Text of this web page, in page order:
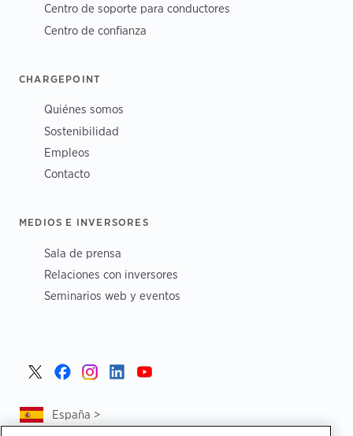
Centro de soporte para conductores
Centro de confianza
CHARGEPOINT
Quiénes somos
Sostenibilidad
Empleos
Contacto
MEDIOS E INVERSORES
Sala de prensa
Relaciones con inversores
Seminarios web y eventos
España >